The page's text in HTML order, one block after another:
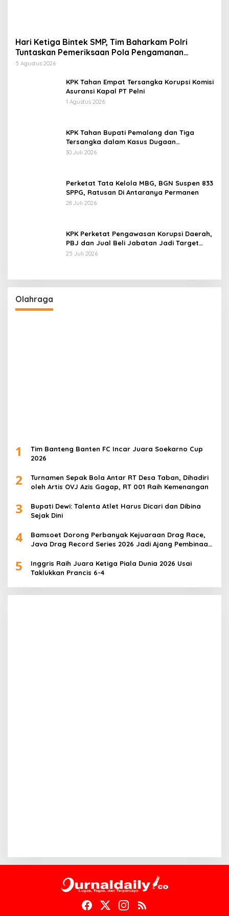
Hari Ketiga Bintek SMP, Tim Baharkam Polri
Tuntaskan Pemeriksaan Pola Pengamanan
Pertamina Patra Niaga Jabar
5 Agustus 2026
KPK Tahan Empat Tersangka Korupsi Komisi
Asuransi Kapal PT Pelni
1 Agustus 2026
KPK Tahan Bupati Pemalang dan Tiga
Tersangka dalam Kasus Dugaan
Pemerasan
30 Juli 2026
Perketat Tata Kelola MBG, BGN Suspen 833
SPPG, Ratusan Di Antaranya Permanen
28 Juli 2026
KPK Perketat Pengawasan Korupsi Daerah,
PBJ dan Jual Beli Jabatan Jadi Target
Utama
25 Juli 2026
Olahraga
1
Tim Banteng Banten FC Incar Juara Soekarno Cup
2026
2
Turnamen Sepak Bola Antar RT Desa Taban, Dihadiri
oleh Artis OVJ Azis Gagap, RT 001 Raih Kemenangan
3
Bupati Dewi: Talenta Atlet Harus Dicari dan Dibina
Sejak Dini
4
Bamsoet Dorong Perbanyak Kejuaraan Drag Race,
Java Drag Record Series 2026 Jadi Ajang Pembinaan
5
Inggris Raih Juara Ketiga Piala Dunia 2026 Usai
Taklukkan Prancis 6-4